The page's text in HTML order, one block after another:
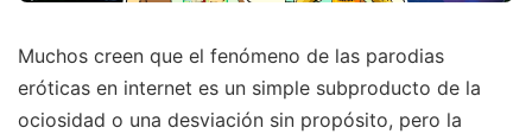
Muchos creen que el fenómeno de las parodias
eróticas en internet es un simple subproducto de la
ociosidad o una desviación sin propósito, pero la